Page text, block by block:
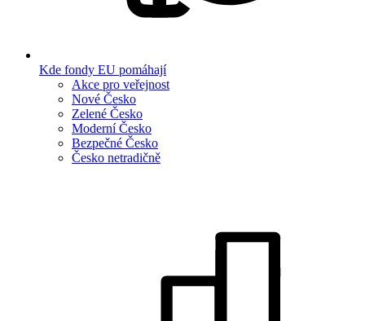
Kde fondy EU pomáhají
Akce pro veřejnost
Nové Česko
Zelené Česko
Moderní Česko
Bezpečné Česko
Česko netradičně